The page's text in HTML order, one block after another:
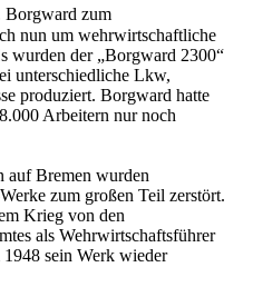
zum
nun um wehrwirtschaftliche
wurden der Borgward 2300
unterschiedliche Lkw,
produziert. Borgward hatte
Arbeitern nur noch
auf Bremen wurden
zum großen Teil zerstört.
Krieg von den
als Wehrwirtschaftsführer
sein Werk wieder